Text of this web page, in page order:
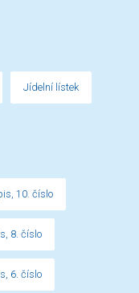
Jídelní lístek
10. číslo
8. číslo
6. číslo